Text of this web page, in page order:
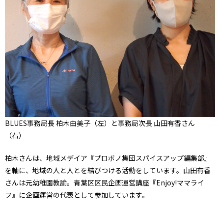
BLUES事務局長 柏木由美子（左）と事務局次長 山田有香さん
（右）
柏木さんは、地域メデイア『プロボノ集団スパイスアップ編集部』
を軸に、地域の人と人とを結びつける活動をしています。山田有香
さんは元幼稚園教諭。青葉区区民企画運営講座『Enjoy!ママライ
フ』に企画運営の代表として参加しています。